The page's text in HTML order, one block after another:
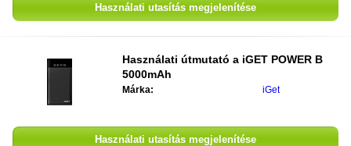
Használati utasítás megjelenítése
Használati útmutató a iGET POWER B
5000mAh
Márka: iGet
Használati utasítás megjelenítése